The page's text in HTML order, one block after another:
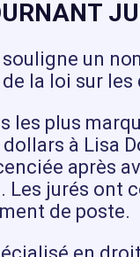
un
la loi sur
les plus
à Lisa
après
Les jurés ont
de poste.